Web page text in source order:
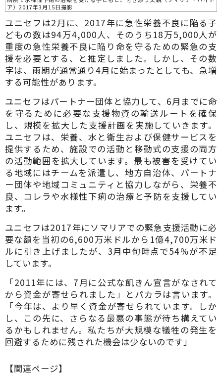
ア）2017年3月15日撮影
ユニセフは2月に、2017年に急性栄養不良に陥る子
どもの数は94万4,000人、そのうち18万5,000人が
重度の急性栄養不良に陥り命を守るための緊急の支
援を必要とする、と推定しました。しかし、その数
字は、雨期が通常通り4月に始まったとしても、急増
する可能性があります。
ユニセフはパートナー団体と協力して、6月までに命
を守るために必要な支援物資の輸送ルートを確保
し、規模を拡大した支援計画を実施していきます。
ユニセフは、栄養、水と衛生および保健サービスを
提供するため、施設での活動と移動式の支援の両方
の活動範囲を拡大しています。最も被害を受けてい
る地域にはチームを派遣し、地方自治体、パートナ
ー団体や地域コミュニティと協力しながら、栄養不
良、コレラや水様性下痢の治療と予防を支援してい
ます。
ユニセフは2017年にソマリアでの緊急支援活動に必
要な額を当初の6,600万米ドルから1億4,700万米ド
ルに引き上げましたが、3月中旬時点で54％が不足
しています。
「2011年には、7月に公式な飢きん宣言がなされて
から資金が寄せられました」とパカラは言います。
「今年は、より早く資金が寄せられています。しか
し、この先に、さらなる最悪の事態が待ち構えてい
るかもしれません。私たちが大規模な犠牲の発生を
回避するために残された機会は少ないのです」
【関連ページ】